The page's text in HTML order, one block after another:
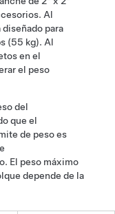
Al
diseñado para
(55 kg). Al
en el
el peso
del
que el
de peso es
El peso máximo
depende de la